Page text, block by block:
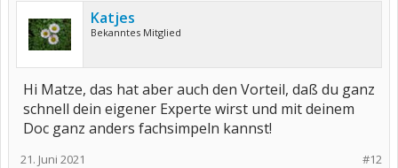
Katjes
Bekanntes Mitglied
Hi Matze, das hat aber auch den Vorteil, daß du ganz
schnell dein eigener Experte wirst und mit deinem
Doc ganz anders fachsimpeln kannst!
#12
21. Juni 2021